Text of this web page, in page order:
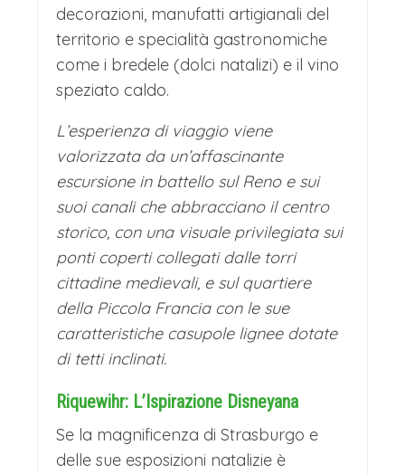
fare ancora acquisti o perdersi nel
tempo che sembra fermo tra i suoi
vicoli stretti.
incantesimo medievale che prende
vita tra i canali e le case a graticcio del
suo centro storico fiabesco.
L'atmosfera è quella di un villaggio
delle meraviglie, dove ogni piazza
ospita un mercato a tema, ognuno
con una propria anima.
La Place de l'Ancienne Douane
profuma di vin brulé e bredeles,
mentre la piazza dei Dominicani si
trasforma in un regno di luci e suoni. Il
decorazioni, manufatti artigianali del
territorio e specialità gastronomiche
come i bredele (dolci natalizi) e il vino
speziato caldo.
L’esperienza di viaggio viene
valorizzata da un’affascinante
escursione in battello sul Reno e sui
suoi canali che abbracciano il centro
storico, con una visuale privilegiata sui
ponti coperti collegati dalle torri
cittadine medievali, e sul quartiere
della Piccola Francia con le sue
caratteristiche casupole lignee dotate
di tetti inclinati.
Riquewihr: L’Ispirazione Disneyana
Se la magnificenza di Strasburgo e
delle sue esposizioni natalizie è